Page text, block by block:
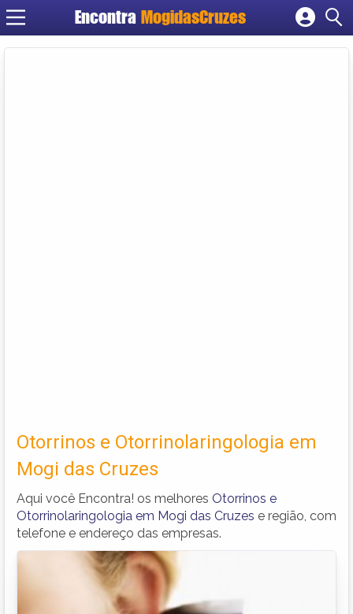
Encontra MogidasCruzes
Cadastrar empresa
Otorrinos e Otorrinolaringologia em
Mogi das Cruzes
Aqui você Encontra! os melhores Otorrinos e
Otorrinolaringologia em Mogi das Cruzes e região, com
telefone e endereço das empresas.